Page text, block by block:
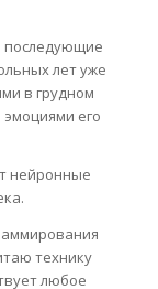
последующие
лет уже
в грудном
его
нейронные
технику
любое